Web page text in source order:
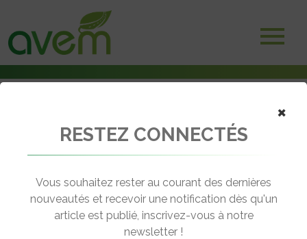
Zaptec, spécialiste des bornes de recharge, se confie sur son
← Revenir aux actualités
×
RESTEZ CONNECTÉS
Vous souhaitez rester au courant des dernières
nouveautés et recevoir une notification dès qu'un
article est publié, inscrivez-vous à notre
newsletter !